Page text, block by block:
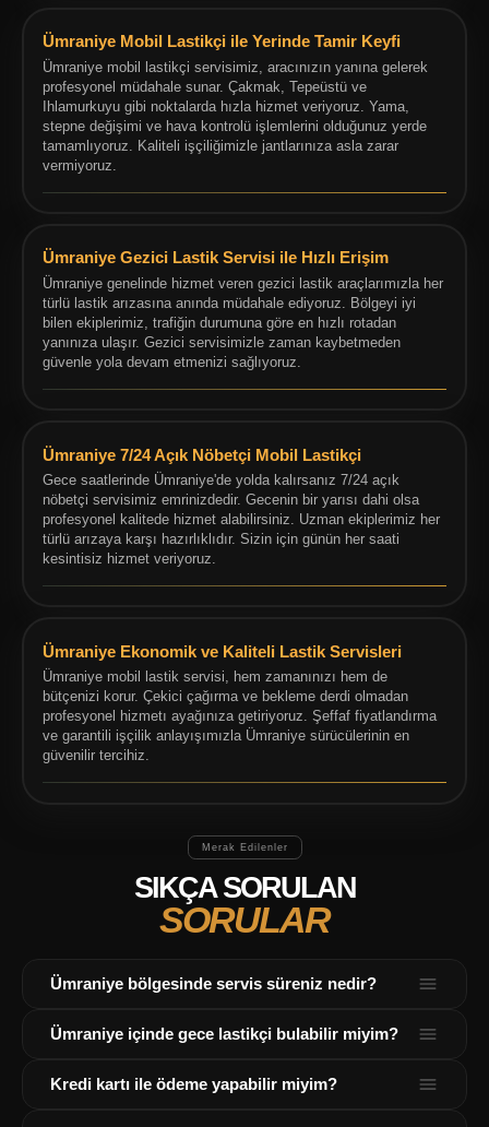
Ümraniye Mobil Lastikçi ile Yerinde Tamir Keyfi
Ümraniye mobil lastikçi servisimiz, aracınızın yanına gelerek
profesyonel müdahale sunar. Çakmak, Tepeüstü ve
Ihlamurkuyu gibi noktalarda hızla hizmet veriyoruz. Yama,
stepne değişimi ve hava kontrolü işlemlerini olduğunuz yerde
tamamlıyoruz. Kaliteli işçiliğimizle jantlarınıza asla zarar
vermiyoruz.
Ümraniye Gezici Lastik Servisi ile Hızlı Erişim
Ümraniye genelinde hizmet veren gezici lastik araçlarımızla her
türlü lastik arızasına anında müdahale ediyoruz. Bölgeyi iyi
bilen ekiplerimiz, trafiğin durumuna göre en hızlı rotadan
yanınıza ulaşır. Gezici servisimizle zaman kaybetmeden
güvenle yola devam etmenizi sağlıyoruz.
Ümraniye 7/24 Açık Nöbetçi Mobil Lastikçi
Gece saatlerinde Ümraniye'de yolda kalırsanız 7/24 açık
nöbetçi servisimiz emrinizdedir. Gecenin bir yarısı dahi olsa
profesyonel kalitede hizmet alabilirsiniz. Uzman ekiplerimiz her
türlü arızaya karşı hazırlıklıdır. Sizin için günün her saati
kesintisiz hizmet veriyoruz.
Ümraniye Ekonomik ve Kaliteli Lastik Servisleri
Ümraniye mobil lastik servisi, hem zamanınızı hem de
bütçenizi korur. Çekici çağırma ve bekleme derdi olmadan
profesyonel hizmetı ayağınıza getiriyoruz. Şeffaf fiyatlandırma
ve garantili işçilik anlayışımızla Ümraniye sürücülerinin en
güvenilir tercihiz.
Merak Edilenler
SIKÇA SORULAN
SORULAR
Ümraniye bölgesinde servis süreniz nedir?
İstanbul Ümraniye trafiğine ve konumunuza bağlı olarak
Ümraniye içinde gece lastikçi bulabilir miyim?
Evet, Ümraniye dahil İstanbul'un tüm bölgelerinde 7 gün 24
Kredi kartı ile ödeme yapabilir miyim?